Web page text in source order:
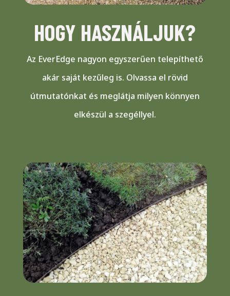
HOGY HASZNÁLJUK?
Az EverEdge nagyon egyszerűen telepíthető
akár saját kezűleg is. Olvassa el rövid
útmutatónkat és meglátja milyen könnyen
elkészül a szegéllyel.